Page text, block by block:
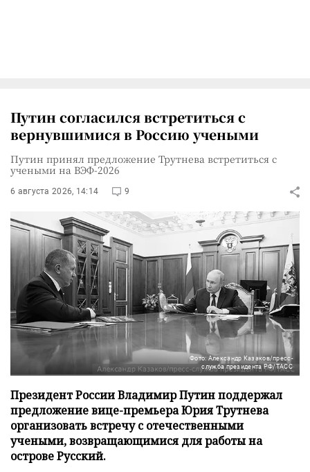
Путин согласился встретиться с
вернувшимися в Россию учеными
Путин принял предложение Трутнева встретиться с
учеными на ВЭФ-2026
6 августа 2026, 14:14 9
Фото: Александр Казаков/пресс-
служба президента РФ/ТАСС
Президент России Владимир Путин поддержал
предложение вице-премьера Юрия Трутнева
организовать встречу с отечественными
учеными, возвращающимися для работы на
острове Русский.